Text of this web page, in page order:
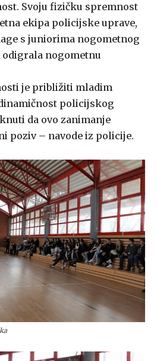
Svoju fizičku spremnost
ekipa policijske uprave,
s juniorima nogometnog
odigrala nogometnu
je približiti mladim
policijskog
da ovo zanimanje
poziv – navode iz policije.